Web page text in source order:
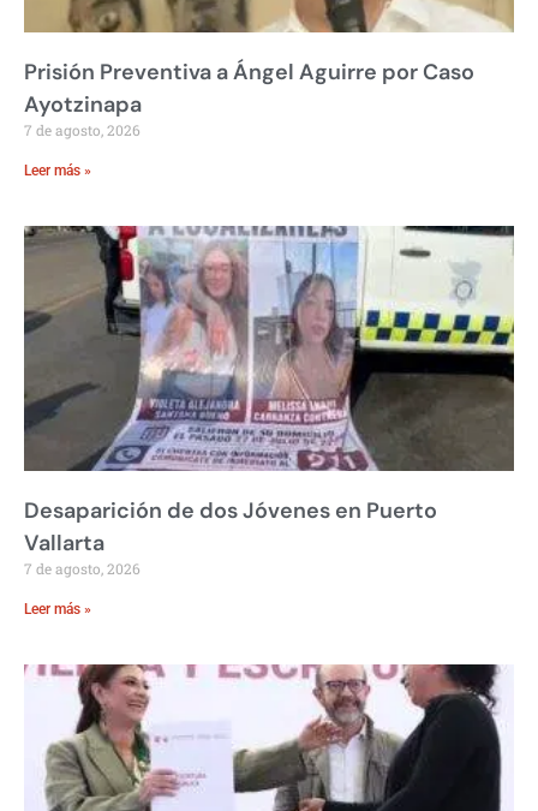
Prisión Preventiva a Ángel Aguirre por Caso
Ayotzinapa
7 de agosto, 2026
Leer más »
Desaparición de dos Jóvenes en Puerto
Vallarta
7 de agosto, 2026
Leer más »